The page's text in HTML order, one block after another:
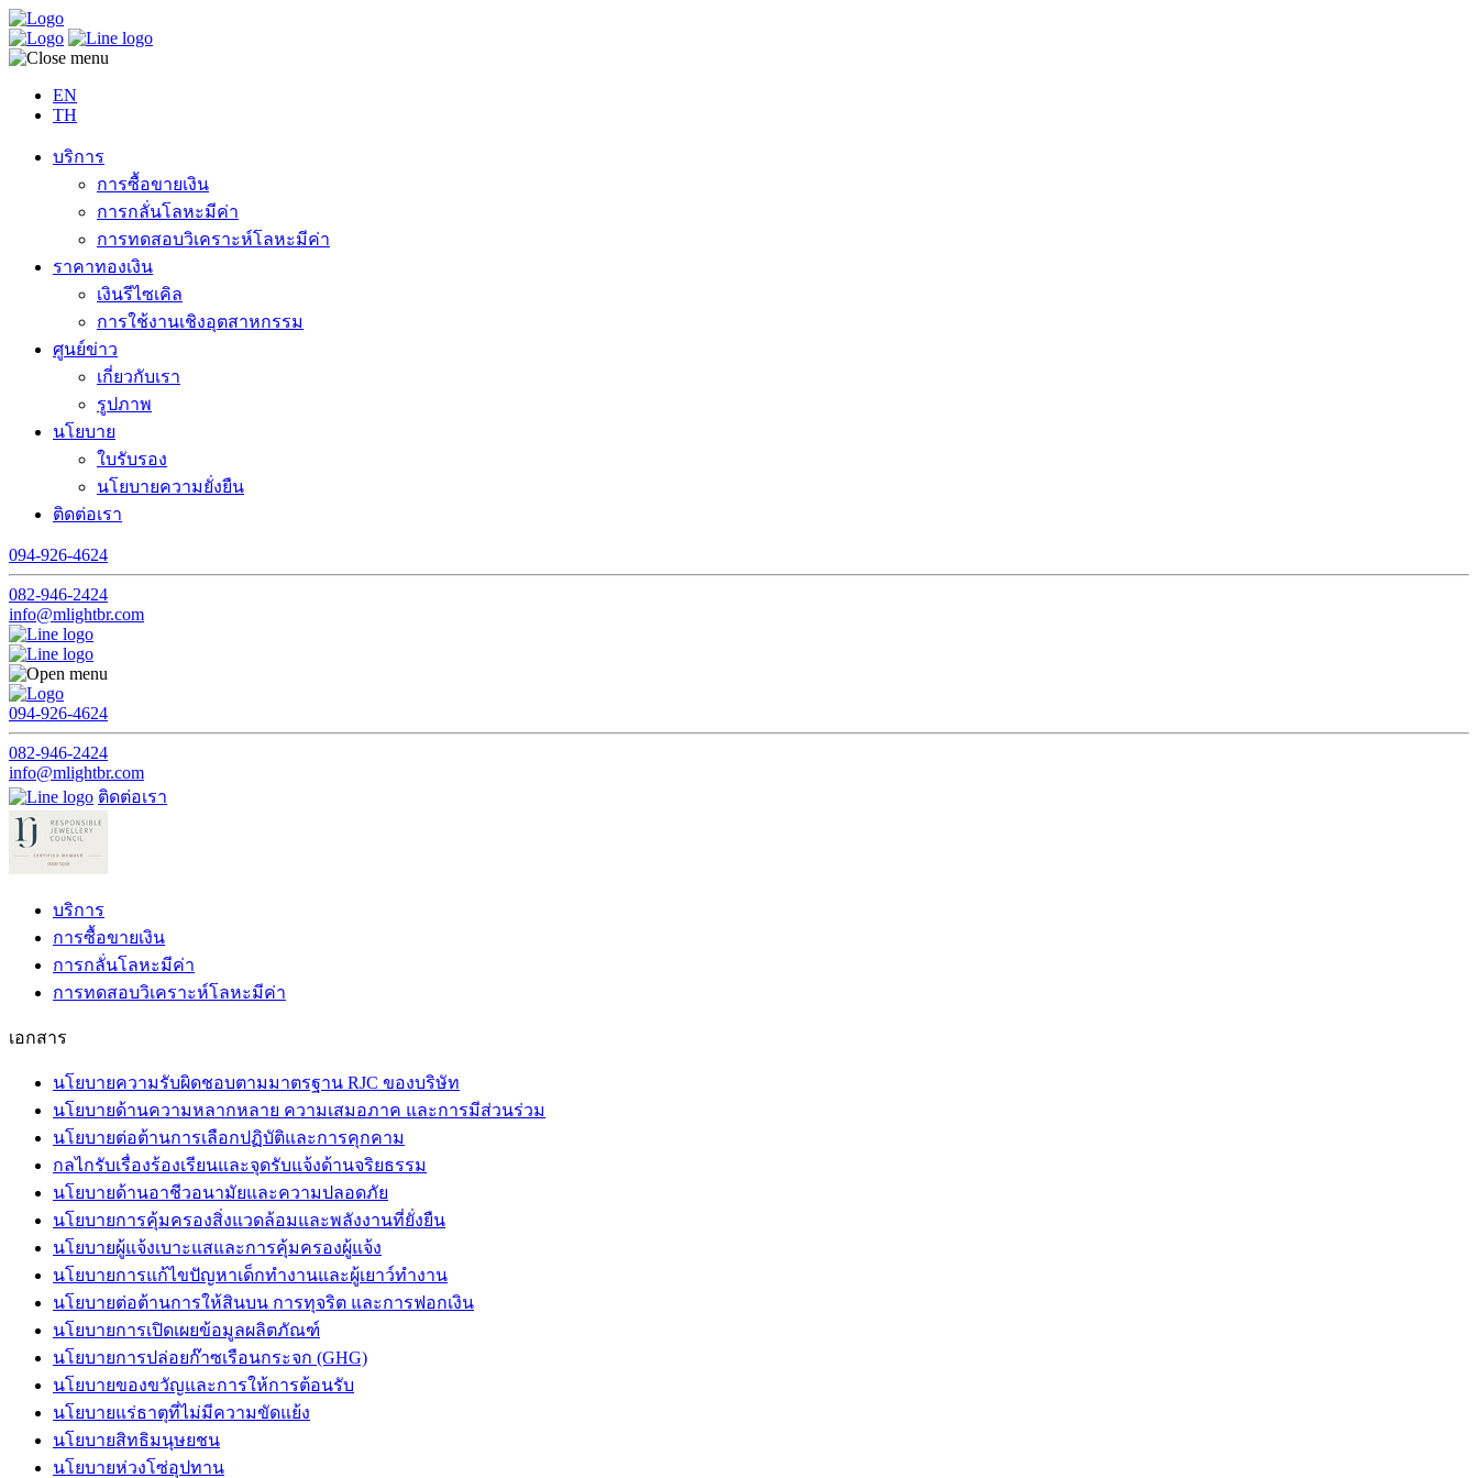
EN
TH
บริการ
การซื้อขายเงิน
การกลั่นโลหะมีค่า
การทดสอบวิเคราะห์โลหะมีค่า
ราคาทองเงิน
เงินรีไซเคิล
การใช้งานเชิงอุตสาหกรรม
ศูนย์ข่าว
เกี่ยวกับเรา
รูปภาพ
นโยบาย
ใบรับรอง
นโยบายความยั่งยืน
ติดต่อเรา
094-926-4624
082-946-2424
info@mlightbr.com
094-926-4624
082-946-2424
info@mlightbr.com
ติดต่อเรา
บริการ
การซื้อขายเงิน
การกลั่นโลหะมีค่า
การทดสอบวิเคราะห์โลหะมีค่า
เอกสาร
นโยบายความรับผิดชอบตามมาตรฐาน RJC ของบริษัท
นโยบายด้านความหลากหลาย ความเสมอภาค และการมีส่วนร่วม
นโยบายต่อต้านการเลือกปฏิบัติและการคุกคาม
กลไกรับเรื่องร้องเรียนและจุดรับแจ้งด้านจริยธรรม
นโยบายด้านอาชีวอนามัยและความปลอดภัย
นโยบายการคุ้มครองสิ่งแวดล้อมและพลังงานที่ยั่งยืน
นโยบายผู้แจ้งเบาะแสและการคุ้มครองผู้แจ้ง
นโยบายการแก้ไขปัญหาเด็กทำงานและผู้เยาว์ทำงาน
นโยบายต่อต้านการให้สินบน การทุจริต และการฟอกเงิน
นโยบายการเปิดเผยข้อมูลผลิตภัณฑ์
นโยบายการปล่อยก๊าซเรือนกระจก (GHG)
นโยบายของขวัญและการให้การต้อนรับ
นโยบายแร่ธาตุที่ไม่มีความขัดแย้ง
นโยบายสิทธิมนุษยชน
นโยบายห่วงโซ่อุปทาน